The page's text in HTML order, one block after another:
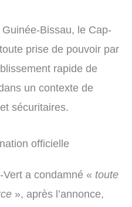
Bissau, le Cap-
prise de pouvoir par
rapide de
un contexte de
sécuritaires.
officielle
a condamné « toute
», après l’annonce,